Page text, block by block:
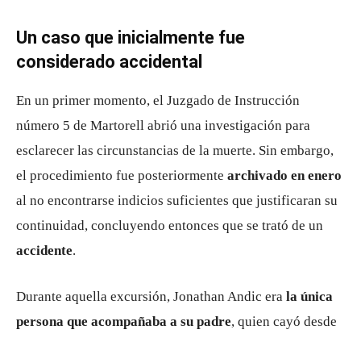
Un caso que inicialmente fue
considerado accidental
En un primer momento, el Juzgado de Instrucción
número 5 de Martorell abrió una investigación para
esclarecer las circunstancias de la muerte. Sin embargo,
el procedimiento fue posteriormente archivado en enero
al no encontrarse indicios suficientes que justificaran su
continuidad, concluyendo entonces que se trató de un
accidente.
Durante aquella excursión, Jonathan Andic era la única
persona que acompañaba a su padre, quien cayó desde